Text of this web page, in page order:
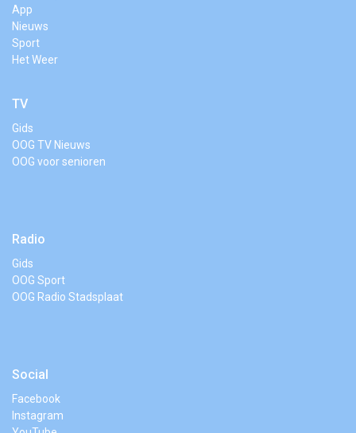
App
Nieuws
Sport
Het Weer
TV
Gids
OOG TV Nieuws
OOG voor senioren
Radio
Gids
OOG Sport
OOG Radio Stadsplaat
Social
Facebook
Instagram